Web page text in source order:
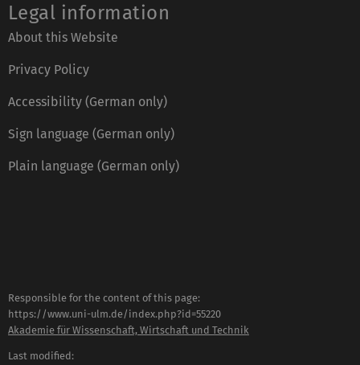
Legal information
About this Website
Privacy Policy
Accessibility (German only)
Sign language (German only)
Plain language (German only)
Responsible for the content of this page:
https://www.uni-ulm.de/index.php?id=55220
Akademie für Wissenschaft, Wirtschaft und Technik
Last modified: